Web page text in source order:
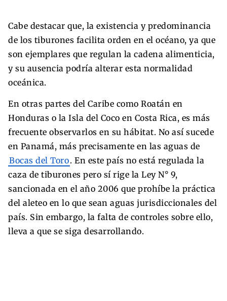
Cabe destacar que, la existencia y predominancia
de los tiburones facilita orden en el océano, ya que
son ejemplares que regulan la cadena alimenticia,
y su ausencia podría alterar esta normalidad
oceánica.
En otras partes del Caribe como Roatán en
Honduras o la Isla del Coco en Costa Rica, es más
frecuente observarlos en su hábitat. No así sucede
en Panamá, más precisamente en las aguas de
Bocas del Toro. En este país no está regulada la
caza de tiburones pero sí rige la Ley N° 9,
sancionada en el año 2006 que prohíbe la práctica
del aleteo en lo que sean aguas jurisdiccionales del
país. Sin embargo, la falta de controles sobre ello,
lleva a que se siga desarrollando.